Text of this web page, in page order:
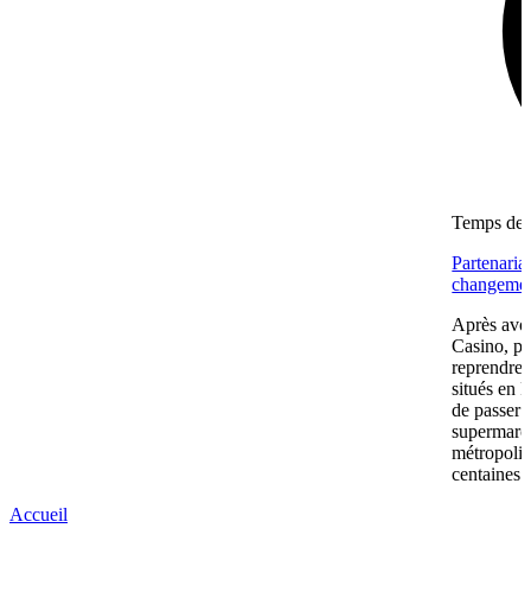
Temps de
Après
Casino,
reprendre
situés en
de passer
centaines
Accueil